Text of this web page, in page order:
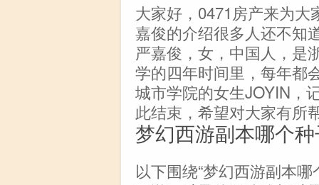
大家好，0471房产来为
嘉俊的介绍很多人还不知
严嘉俊，女，中国人，是
学的四年时间里，每年都
城市学院的女生JOYIN，
此结束，希望对大家有所
梦幻西游副本哪个
以下围绕“梦幻西游副本